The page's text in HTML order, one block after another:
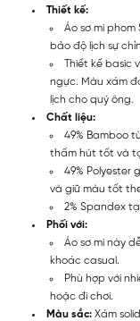
Thiết kế:
Áo sơ mi
bảo độ lịch sự
Thiết kế basic
ngực. Màu xám
lịch cho quý ông.
Chất liệu:
49% Bamboo
thấm hút tốt và
49% Polyester
và giữ màu tốt
2% Spandex
Phối với:
Áo sơ mi này
khoác casual.
Phù hợp với
hoặc đi chơi.
Màu sắc: Xám solid